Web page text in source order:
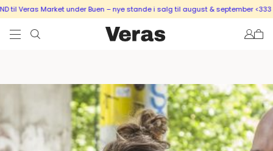
til Veras Market under Buen – nye stande i salg til august & september <333